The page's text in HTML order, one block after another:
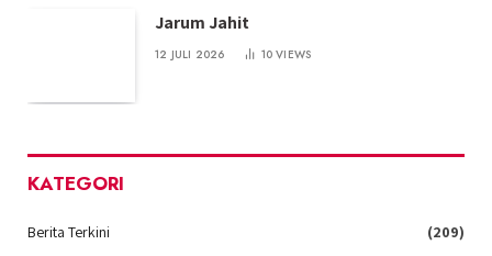
Jarum Jahit
12 JULI 2026 10VIEWS
KATEGORI
Berita Terkini
(209)